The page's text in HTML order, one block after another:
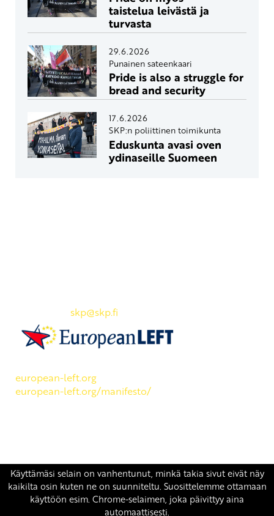
taistelua leivästä ja
turvasta
29.6.2026
Punainen sateenkaari
Pride is also a struggle for
bread and security
17.6.2026
SKP:n poliittinen toimikunta
Eduskunta avasi oven
ydinaseille Suomeen
skp@skp.fi
european-left.org
european-left.org/manifesto/
Copyright 2026 © SKP| Tietosuojaseloste